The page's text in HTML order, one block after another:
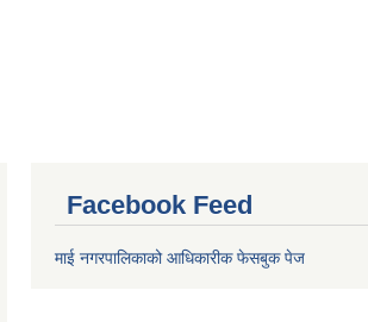
Facebook Feed
माई नगरपालिकाको आधिकारीक फेसबुक पेज